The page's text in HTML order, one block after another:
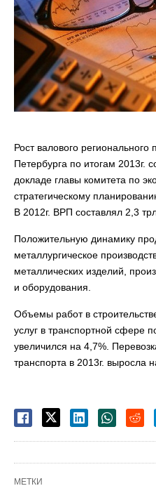
Рост валового
Петербурга по итогам 2013г.
докладе главы комитета по
стратегическому
В 2012г. ВРП составлял 2,3
Положительную динамику
металлургическое
металлических изделий,
и оборудования.
Объемы работ в
услуг в транспортной сфере
увеличился на 4,7%.
транспорта в 2013г. выросла
МЕТКИ